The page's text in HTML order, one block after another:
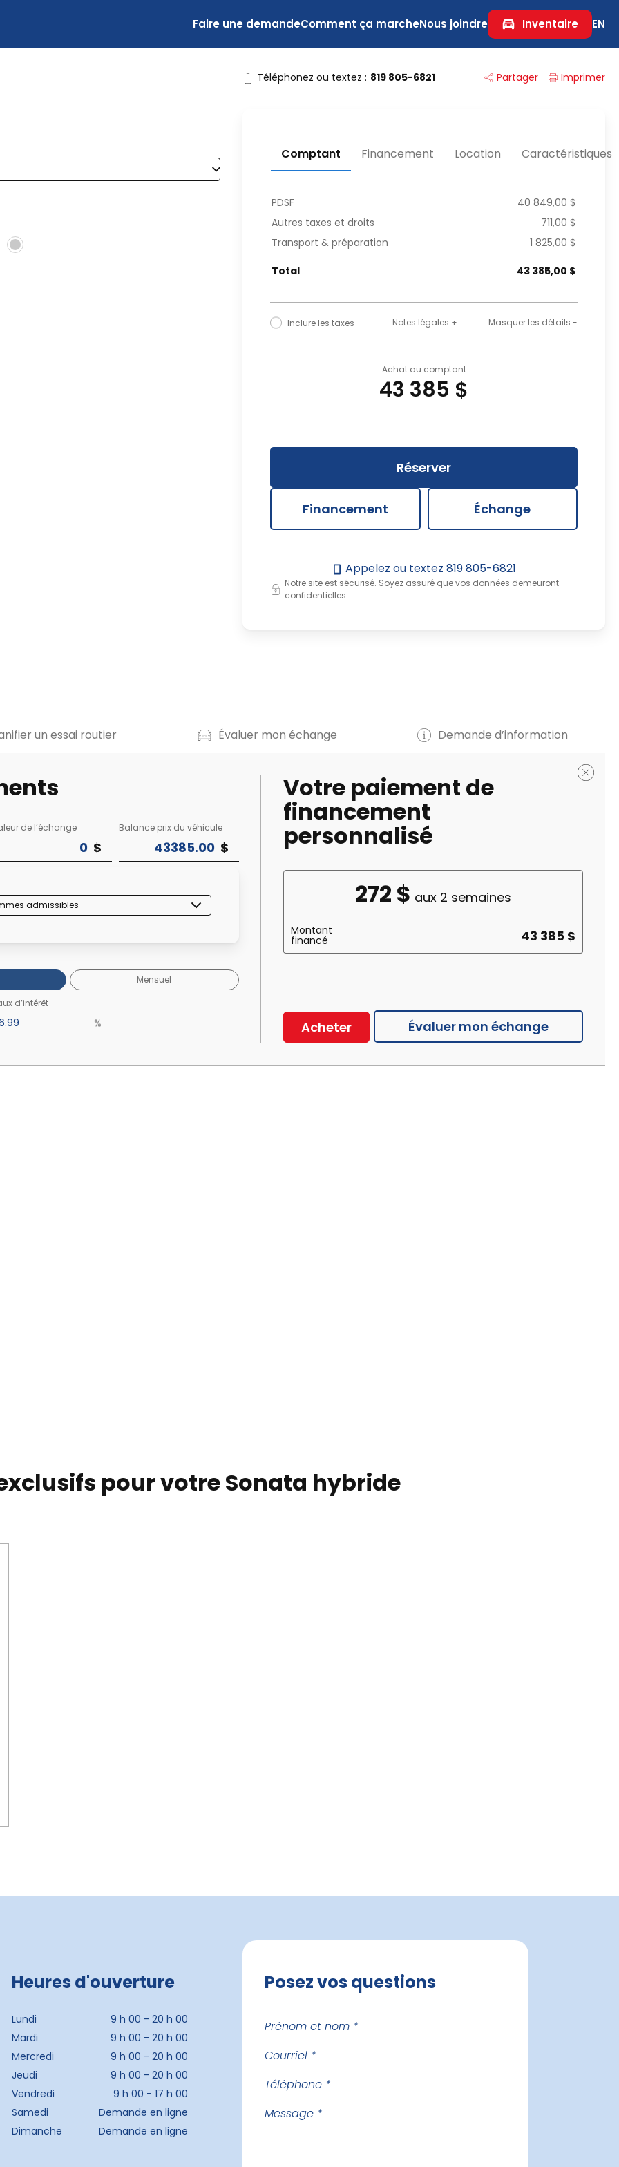
Faire une demandeComment ça marcheNous joindre Inventaire EN
Téléphonez ou textez : 819 805-6821 Partager Imprimer
Comptant Financement Location Caractéristiques
Inclure les taxes Notes légales + Masquer les détails -
PDSF
40 849,00 $
Autres taxes et droits
711,00 $
Transport & préparation
1 825,00 $
Total 43 385,00 $
Achat au comptant
43 385 $
Réserver
Financement Échange
Appelez ou textez819 805-6821
Notre site est sécurisé. Soyez assuré que vos données demeuront
confidentielles.
de l’échange Balance prix du véhicule
admissibles
Mensuel
d’intérêt
Votre paiement de
financement
personnalisé
272 $ aux 2 semaines
Montant
financé 43 385 $
Acheter Évaluer mon échange
un essai routier Évaluer mon échange Demande d’information
pour votre Sonata hybride
Heures d'ouverture
Lundi
9 h 00 - 20 h 00
Mardi
9 h 00 - 20 h 00
Mercredi
9 h 00 - 20 h 00
Jeudi
9 h 00 - 20 h 00
Vendredi
9 h 00 - 17 h 00
Samedi
Demande en ligne
Dimanche
Demande en ligne
Posez vos questions
Prénom
nom
Courriel
Téléphone
Message